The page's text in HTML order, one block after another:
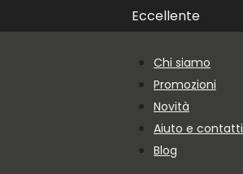
Vai al contenuto principale
Vai al piè di paginaEccellente
Chi siamo
Promozioni
Novità
Aiuto e contatti
Blog